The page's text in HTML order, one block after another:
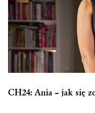
CH24: Ania – jak się